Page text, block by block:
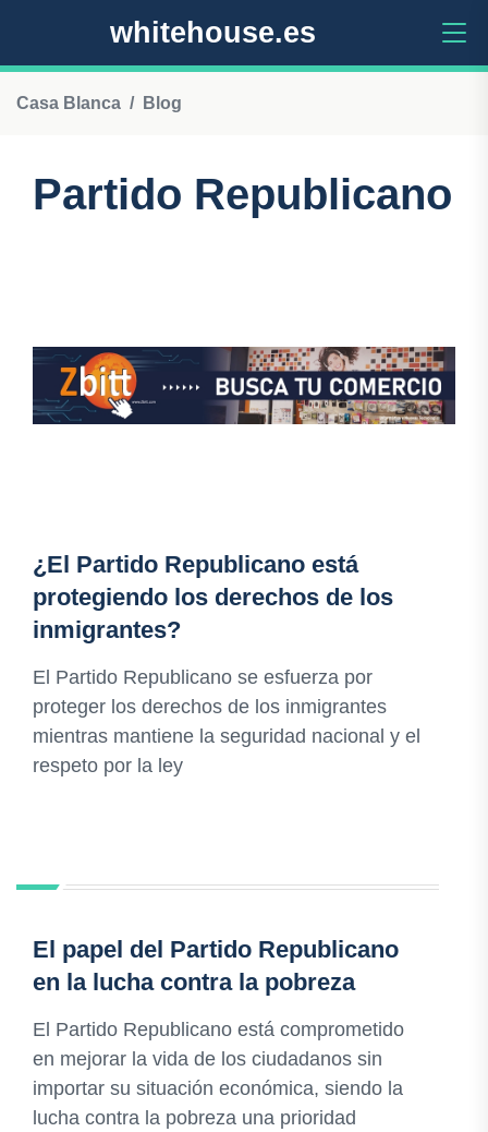
whitehouse.es
Casa Blanca Blog
Partido Republicano
¿El Partido Republicano está
protegiendo los derechos de los
inmigrantes?
El Partido Republicano se esfuerza por
proteger los derechos de los inmigrantes
mientras mantiene la seguridad nacional y el
respeto por la ley
El papel del Partido Republicano
en la lucha contra la pobreza
El Partido Republicano está comprometido
en mejorar la vida de los ciudadanos sin
importar su situación económica, siendo la
lucha contra la pobreza una prioridad